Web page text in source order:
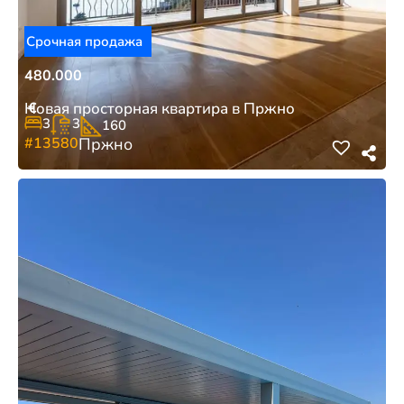
480.000
€
Новая просторная квартира в Пржно
3 3 160
#13580Пржно
Срочная продажа